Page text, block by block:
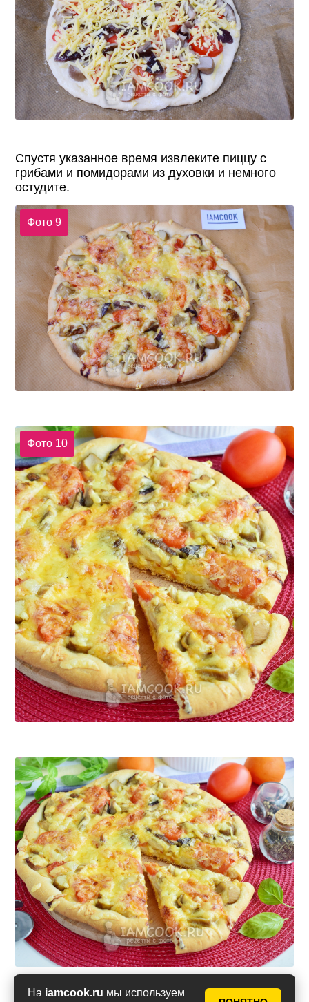
На iamcook.ru мы используем
Спустя указанное время извлеките пиццу с
грибами и помидорами из духовки и немного
остудите.
Фото 9
Фото 10